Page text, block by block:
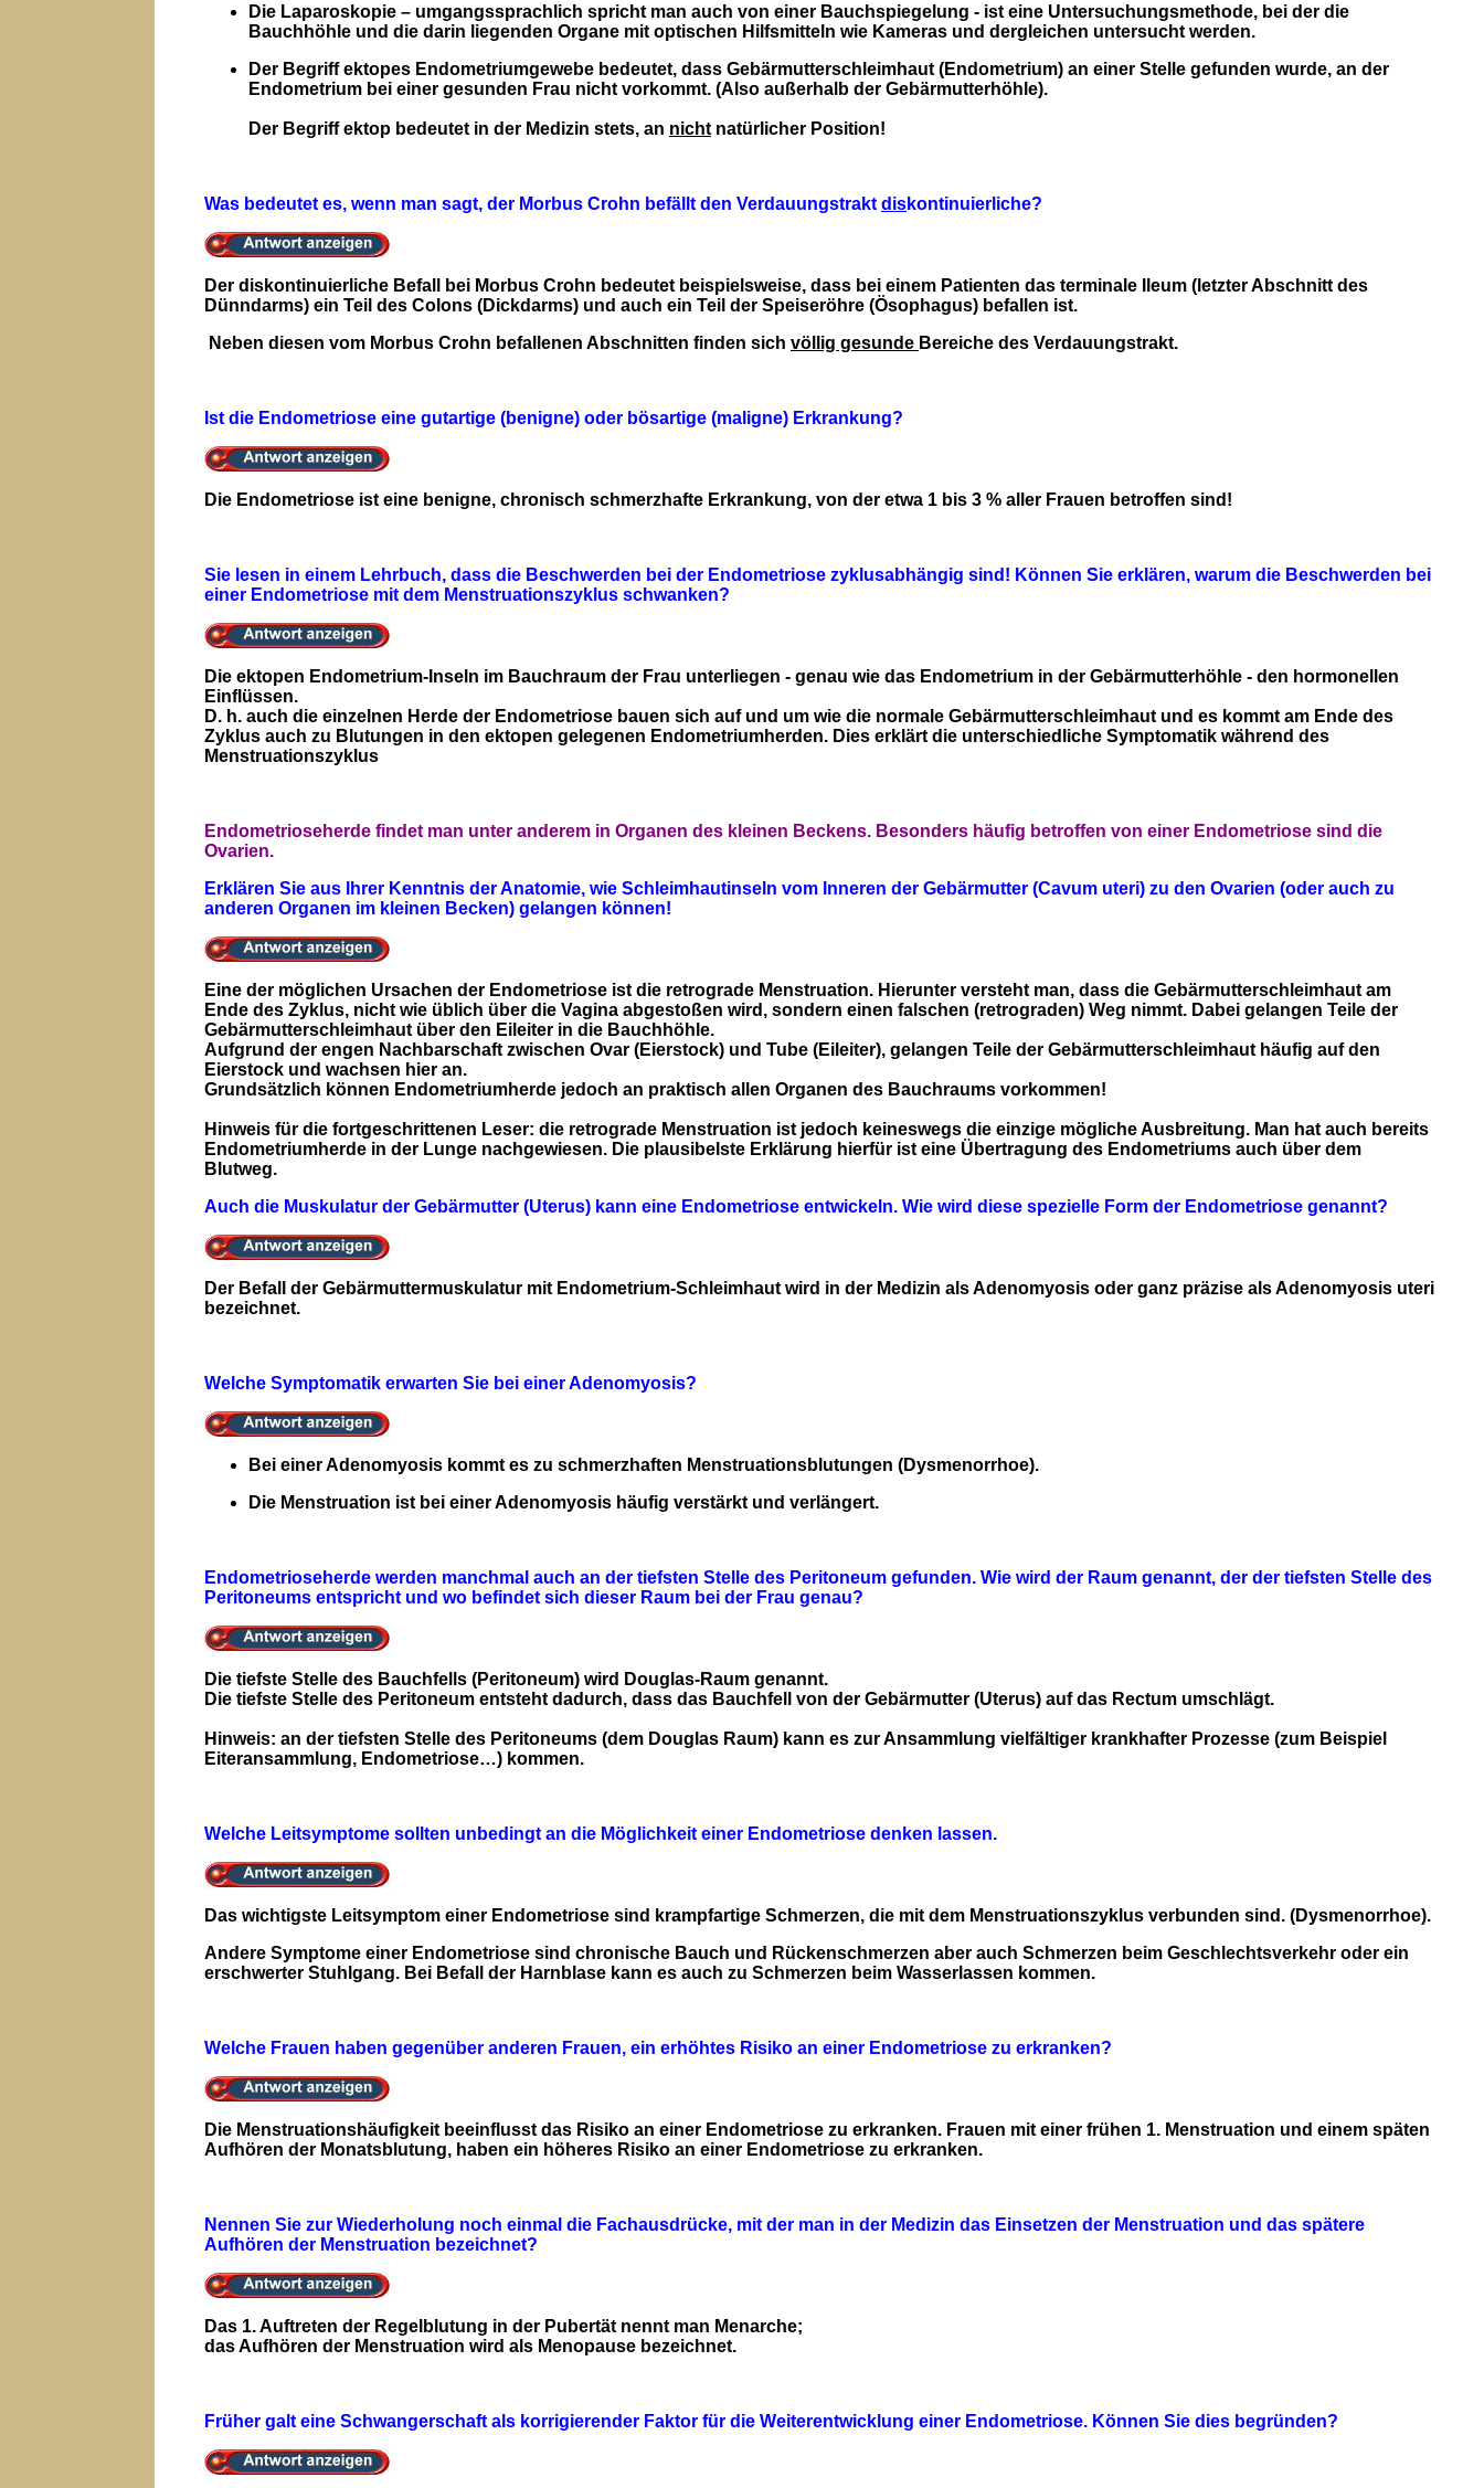
Die Laparoskopie – umgangssprachlich spricht man auch von einer Bauchspiegelung - ist eine Untersuchungsmethode, bei der die
Bauchhöhle und die darin liegenden Organe mit optischen Hilfsmitteln wie Kameras und dergleichen untersucht werden.
Der Begriff ektopes Endometriumgewebe bedeutet, dass Gebärmutterschleimhaut (Endometrium) an einer Stelle gefunden wurde, an der
Endometrium bei einer gesunden Frau nicht vorkommt. (Also außerhalb der Gebärmutterhöhle).
Der Begriff ektop bedeutet in der Medizin stets, an nicht natürlicher Position!
Was bedeutet es, wenn man sagt, der Morbus Crohn befällt den Verdauungstrakt diskontinuierliche?
Der diskontinuierliche Befall bei Morbus Crohn bedeutet beispielsweise, dass bei einem Patienten das terminale Ileum (letzter Abschnitt des
Dünndarms) ein Teil des Colons (Dickdarms) und auch ein Teil der Speiseröhre (Ösophagus) befallen ist.
Neben diesen vom Morbus Crohn befallenen Abschnitten finden sich völlig gesunde Bereiche des Verdauungstrakt.
Ist die Endometriose eine gutartige (benigne) oder bösartige (maligne) Erkrankung?
Die Endometriose ist eine benigne, chronisch schmerzhafte Erkrankung, von der etwa 1 bis 3 % aller Frauen betroffen sind!
Sie lesen in einem Lehrbuch, dass die Beschwerden bei der Endometriose zyklusabhängig sind! Können Sie erklären, warum die Beschwerden bei
einer Endometriose mit dem Menstruationszyklus schwanken?
Die ektopen Endometrium-Inseln im Bauchraum der Frau unterliegen - genau wie das Endometrium in der Gebärmutterhöhle - den hormonellen
Einflüssen.
D. h. auch die einzelnen Herde der Endometriose bauen sich auf und um wie die normale Gebärmutterschleimhaut und es kommt am Ende des
Zyklus auch zu Blutungen in den ektopen gelegenen Endometriumherden. Dies erklärt die unterschiedliche Symptomatik während des
Menstruationszyklus
Endometrioseherde findet man unter anderem in Organen des kleinen Beckens. Besonders häufig betroffen von einer Endometriose sind die
Ovarien.
Erklären Sie aus Ihrer Kenntnis der Anatomie, wie Schleimhautinseln vom Inneren der Gebärmutter (Cavum uteri) zu den Ovarien (oder auch zu
anderen Organen im kleinen Becken) gelangen können!
Eine der möglichen Ursachen der Endometriose ist die retrograde Menstruation. Hierunter versteht man, dass die Gebärmutterschleimhaut am
Ende des Zyklus, nicht wie üblich über die Vagina abgestoßen wird, sondern einen falschen (retrograden) Weg nimmt. Dabei gelangen Teile der
Gebärmutterschleimhaut über den Eileiter in die Bauchhöhle.
Aufgrund der engen Nachbarschaft zwischen Ovar (Eierstock) und Tube (Eileiter), gelangen Teile der Gebärmutterschleimhaut häufig auf den
Eierstock und wachsen hier an.
Grundsätzlich können Endometriumherde jedoch an praktisch allen Organen des Bauchraums vorkommen!
Hinweis für die fortgeschrittenen Leser: die retrograde Menstruation ist jedoch keineswegs die einzige mögliche Ausbreitung. Man hat auch bereits
Endometriumherde in der Lunge nachgewiesen. Die plausibelste Erklärung hierfür ist eine Übertragung des Endometriums auch über dem
Blutweg.
Auch die Muskulatur der Gebärmutter (Uterus) kann eine Endometriose entwickeln. Wie wird diese spezielle Form der Endometriose genannt?
Der Befall der Gebärmuttermuskulatur mit Endometrium-Schleimhaut wird in der Medizin als Adenomyosis oder ganz präzise als Adenomyosis uteri
bezeichnet.
Welche Symptomatik erwarten Sie bei einer Adenomyosis?
Bei einer Adenomyosis kommt es zu schmerzhaften Menstruationsblutungen (Dysmenorrhoe).
Die Menstruation ist bei einer Adenomyosis häufig verstärkt und verlängert.
Endometrioseherde werden manchmal auch an der tiefsten Stelle des Peritoneum gefunden. Wie wird der Raum genannt, der der tiefsten Stelle des
Peritoneums entspricht und wo befindet sich dieser Raum bei der Frau genau?
Die tiefste Stelle des Bauchfells (Peritoneum) wird Douglas-Raum genannt.
Die tiefste Stelle des Peritoneum entsteht dadurch, dass das Bauchfell von der Gebärmutter (Uterus) auf das Rectum umschlägt.
Hinweis: an der tiefsten Stelle des Peritoneums (dem Douglas Raum) kann es zur Ansammlung vielfältiger krankhafter Prozesse (zum Beispiel
Eiteransammlung, Endometriose…) kommen.
Welche Leitsymptome sollten unbedingt an die Möglichkeit einer Endometriose denken lassen.
Das wichtigste Leitsymptom einer Endometriose sind krampfartige Schmerzen, die mit dem Menstruationszyklus verbunden sind. (Dysmenorrhoe).
Andere Symptome einer Endometriose sind chronische Bauch und Rückenschmerzen aber auch Schmerzen beim Geschlechtsverkehr oder ein
erschwerter Stuhlgang. Bei Befall der Harnblase kann es auch zu Schmerzen beim Wasserlassen kommen.
Welche Frauen haben gegenüber anderen Frauen, ein erhöhtes Risiko an einer Endometriose zu erkranken?
Die Menstruationshäufigkeit beeinflusst das Risiko an einer Endometriose zu erkranken. Frauen mit einer frühen 1. Menstruation und einem späten
Aufhören der Monatsblutung, haben ein höheres Risiko an einer Endometriose zu erkranken.
Nennen Sie zur Wiederholung noch einmal die Fachausdrücke, mit der man in der Medizin das Einsetzen der Menstruation und das spätere
Aufhören der Menstruation bezeichnet?
Das 1. Auftreten der Regelblutung in der Pubertät nennt man Menarche;
das Aufhören der Menstruation wird als Menopause bezeichnet.
Früher galt eine Schwangerschaft als korrigierender Faktor für die Weiterentwicklung einer Endometriose. Können Sie dies begründen?